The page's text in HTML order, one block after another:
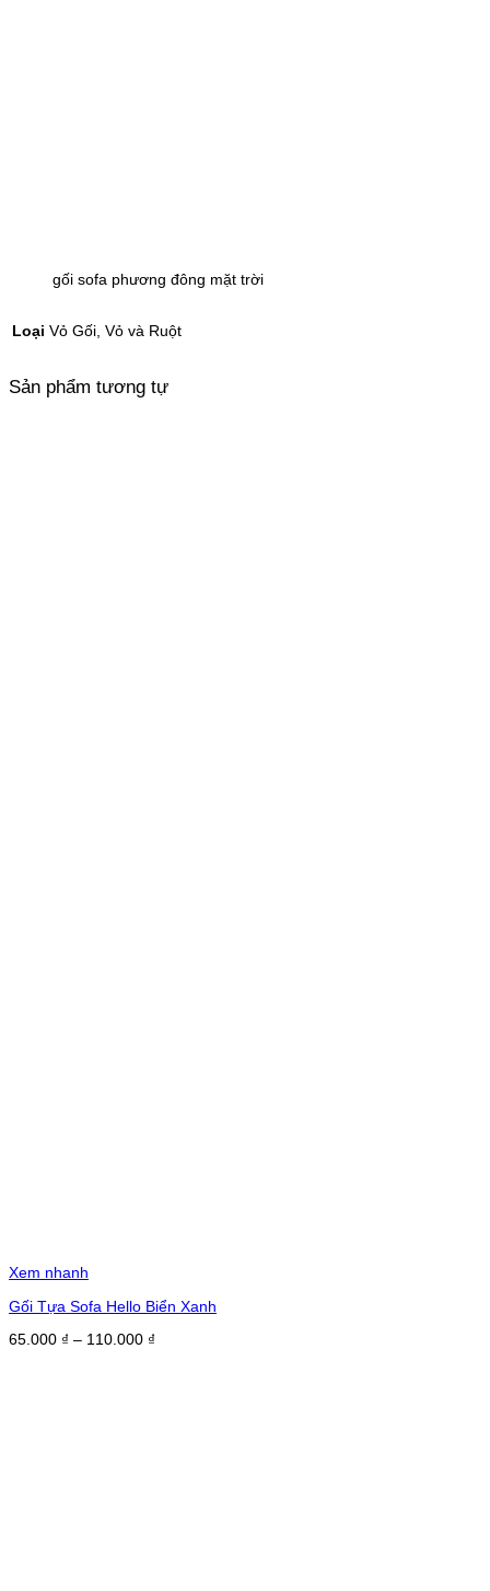
gối sofa phương đông mặt trời
Loại Vỏ Gối, Vỏ và Ruột
Sản phẩm tương tự
Xem nhanh
Gối Tựa Sofa Hello Biển Xanh
65.000 ₫ – 110.000 ₫